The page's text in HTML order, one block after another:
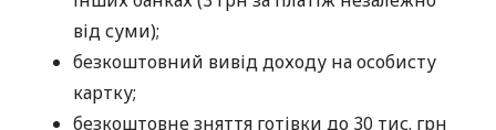
від суми);
безкоштовний вивід доходу на особисту
картку;
безкоштовне зняття готівки до 30 тис. грн